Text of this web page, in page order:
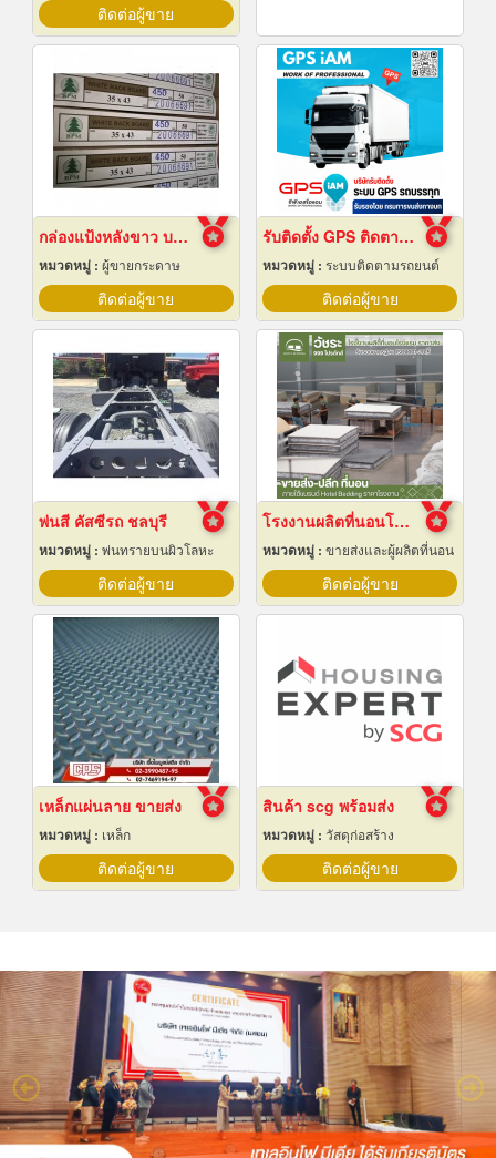
ติดต่อผู้ขาย
กล่องแป้งหลังขาว บางเลนเกรดA(BL-Aหลังขาว)
หมวดหมู่ : ผู้ขายกระดาษ
ติดต่อผู้ขาย
รับติดตั้ง GPS ติดตามรถบรรทุก
หมวดหมู่ : ระบบติดตามรถยนต์
ติดต่อผู้ขาย
พ่นสี คัสซีรถ ชลบุรี
หมวดหมู่ : พ่นทรายบนผิวโลหะ
ติดต่อผู้ขาย
โรงงานผลิตที่นอนโรงแรม
หมวดหมู่ : ขายส่งและผู้ผลิตที่นอน
ติดต่อผู้ขาย
เหล็กแผ่นลาย ขายส่ง
หมวดหมู่ : เหล็ก
ติดต่อผู้ขาย
สินค้า scg พร้อมส่ง
หมวดหมู่ : วัสดุก่อสร้าง
ติดต่อผู้ขาย